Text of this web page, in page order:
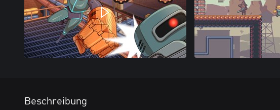
Beschreibung